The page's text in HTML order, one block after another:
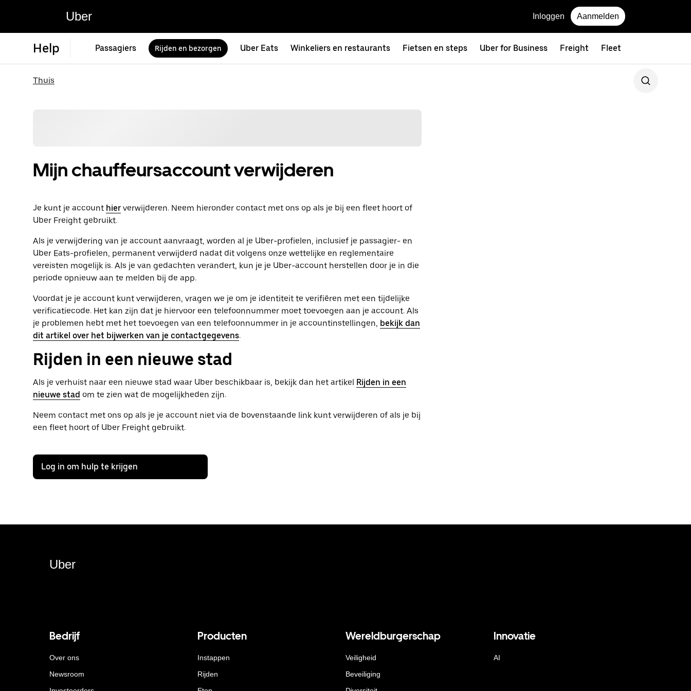
Uber Inloggen Aanmelden
Help Passagiers Rijden en bezorgen Uber Eats Winkeliers en restaurants Fietsen en steps Uber for Business Freight Fleet
Thuis
Mijn chauffeursaccount verwijderen
Je kunt je account hier verwijderen. Neem hieronder contact met ons op als je bij een fleet hoort of
Uber Freight gebruikt.
Als je verwijdering van je account aanvraagt, worden al je Uber-profielen, inclusief je passagier- en
Uber Eats-profielen, permanent verwijderd nadat dit volgens onze wettelijke en reglementaire
vereisten mogelijk is. Als je van gedachten verandert, kun je je Uber-account herstellen door je in die
periode opnieuw aan te melden bij de app.
Voordat je je account kunt verwijderen, vragen we je om je identiteit te verifiëren met een tijdelijke
verificatiecode. Het kan zijn dat je hiervoor een telefoonnummer moet toevoegen aan je account. Als
je problemen hebt met het toevoegen van een telefoonnummer in je accountinstellingen, bekijk dan
dit artikel over het bijwerken van je contactgegevens.
Rijden in een nieuwe stad
Als je verhuist naar een nieuwe stad waar Uber beschikbaar is, bekijk dan het artikel Rijden in een
nieuwe stad om te zien wat de mogelijkheden zijn.
Neem contact met ons op als je je account niet via de bovenstaande link kunt verwijderen of als je bij
een fleet hoort of Uber Freight gebruikt.
Log in om hulp te krijgen
Uber
Bedrijf
Over ons
Newsroom
Producten
Instappen
Rijden
Wereldburgerschap
Veiligheid
Beveiliging
Innovatie
AI